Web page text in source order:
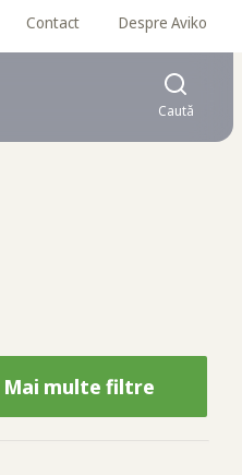
Contact Despre Aviko
Caută
Mai multe filtre